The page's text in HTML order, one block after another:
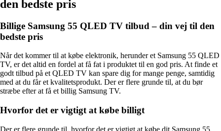
den bedste pris
Billige Samsung 55 QLED TV tilbud – din vej til den
bedste pris
Når det kommer til at købe elektronik, herunder et Samsung 55 QLED
TV, er det altid en fordel at få fat i produktet til en god pris. At finde et
godt tilbud på et QLED TV kan spare dig for mange penge, samtidig
med at du får et kvalitetsprodukt. Der er flere grunde til, at du bør
stræbe efter at få et billig Samsung TV.
Hvorfor det er vigtigt at købe billigt
Der er flere grunde til, hvorfor det er vigtigt at købe dit Samsung 55